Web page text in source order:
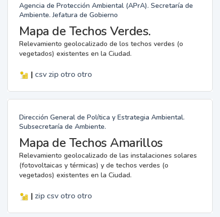
Agencia de Protección Ambiental (APrA). Secretaría de
Ambiente. Jefatura de Gobierno
Mapa de Techos Verdes.
Relevamiento geolocalizado de los techos verdes (o
vegetados) existentes en la Ciudad.
| csv zip otro otro
Dirección General de Política y Estrategia Ambiental.
Subsecretaría de Ambiente.
Mapa de Techos Amarillos
Relevamiento geolocalizado de las instalaciones solares
(fotovoltaicas y térmicas) y de techos verdes (o
vegetados) existentes en la Ciudad.
| zip csv otro otro